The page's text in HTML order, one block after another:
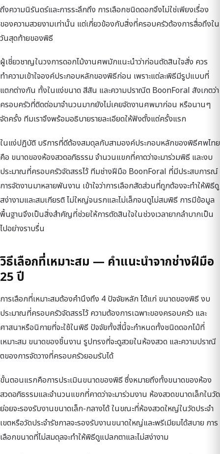
ถึงความนิรันดร์และการระลึกถึง การเลือกชนิดดอกจึงไม่ใช่เพียงเรื่อง
ของความสวยงามเท่านั้น แต่เกี่ยวข้องกับสิ่งที่ครอบครัวต้องการสื่อถึงใน
วันสุดท้ายของพิธี
ผู้เชี่ยวชาญในวงการดอกไม้งานศพมักแนะนำว่าก่อนตัดสินใจสั่ง ควร
ทำความเข้าใจองค์ประกอบหลักของพิธีก่อน เพราะแต่ละพิธีมีรูปแบบที่
แตกต่างกัน ทั้งในแง่ขนาด สีสัน และความปราณีต BoonForal สังเกตว่า
ครอบครัวที่ติดต่อมาจำนวนมากยังไม่เคยจัดงานศพมาก่อน หรือนานๆ
จัดครั้ง ทีมเราจึงพร้อมอธิบายรายละเอียดให้ฟังตั้งแต่ครั้งแรก
ในแง่ปฏิบัติ บริการที่ดีต้องสมดุลกับสามองค์ประกอบหลักของพิธีศพไทย
คือ ขนาดของห้องสวดอภิธรรม จำนวนแขกที่คาดว่าจะมาร่วมพิธี และงบ
ประมาณที่ครอบครัวจัดสรรไว้ ทีมช่างฝีมือ BoonForal ที่มีประสบการณ์
การจัดงานมาหลายพันงาน เข้าใจว่าการเลือกสัดส่วนที่ถูกต้องจะทำให้พิธีดู
สง่างามและสมเกียรติ ไม่ใหญ่จนรกและไม่เล็กจนดูไม่สมพิธี การมีข้อมูล
พื้นฐานจึงเป็นสิ่งสำคัญที่ช่วยให้การตัดสินใจในช่วงเวลายากลำบากเป็น
ไปอย่างราบรื่น
วิธีเลือกที่เหมาะสม — คำแนะนำจากช่างฝีมือ
25 ปี
การเลือกที่เหมาะสมต้องคำนึงถึง 4 ปัจจัยหลัก ได้แก่ ขนาดของพิธี งบ
ประมาณที่ครอบครัวจัดสรรไว้ ความต้องการเฉพาะของครอบครัว และ
ศาสนาหรือนิกายที่จะใช้ในพิธี ปัจจัยทั้งสี่นี้จะกำหนดทั้งชนิดดอกไม้ที่
เหมาะสม ขนาดของชิ้นงาน รูปทรงที่จะดูสวยในห้องสวด และความปราณี
ตของการจัดวางที่ครอบครัวยอมรับได้
ขั้นตอนแรกคือการประเมินขนาดของพิธี ซึ่งหมายถึงทั้งขนาดของห้อง
สวดอภิธรรมและจำนวนแขกที่คาดว่าจะมาร่วมงาน ห้องสวดขนาดเล็กในวัด
ย่อยจะรองรับงานขนาดเล็ก-กลางได้ ในขณะที่ห้องสวดใหญ่ในวัดประจำ
เขตหรือวัดประจำรัชกาลจะรองรับงานขนาดใหญ่และพรีเมียมได้สบาย การ
เลือกขนาดที่ไม่สมดุลจะทำให้พิธีดูแปลกตาและไม่สง่างาม